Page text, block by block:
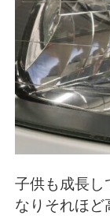
子供も成長し
なりそれほど